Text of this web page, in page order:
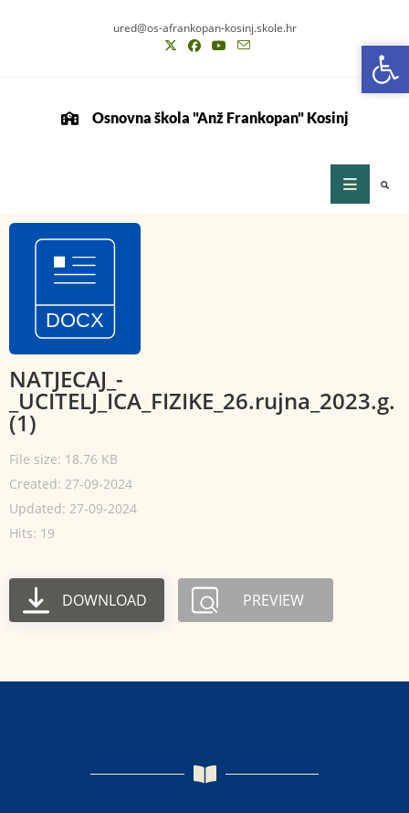
ured@os-afrankopan-kosinj.skole.hr
Osnovna škola "Anž Frankopan" Kosinj
NATJECAJ_-
_UCITELJ_ICA_FIZIKE_26.rujna_2023.g.
(1)
File size: 18.76 KB
Created: 27-09-2024
Updated: 27-09-2024
Hits: 19
DOWNLOAD PREVIEW